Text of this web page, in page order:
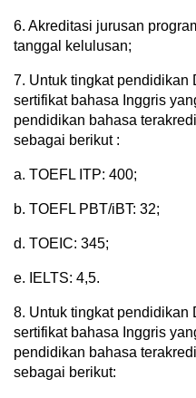
6. Akreditasi jurusan
tanggal kelulusan;
7. Untuk tingkat pendidikan
sertifikat bahasa Inggris
pendidikan bahasa
sebagai berikut :
a. TOEFL ITP: 400;
b. TOEFL PBT/iBT: 32;
d. TOEIC: 345;
e. IELTS: 4,5.
8. Untuk tingkat pendidikan
sertifikat bahasa Inggris
pendidikan bahasa
sebagai berikut: